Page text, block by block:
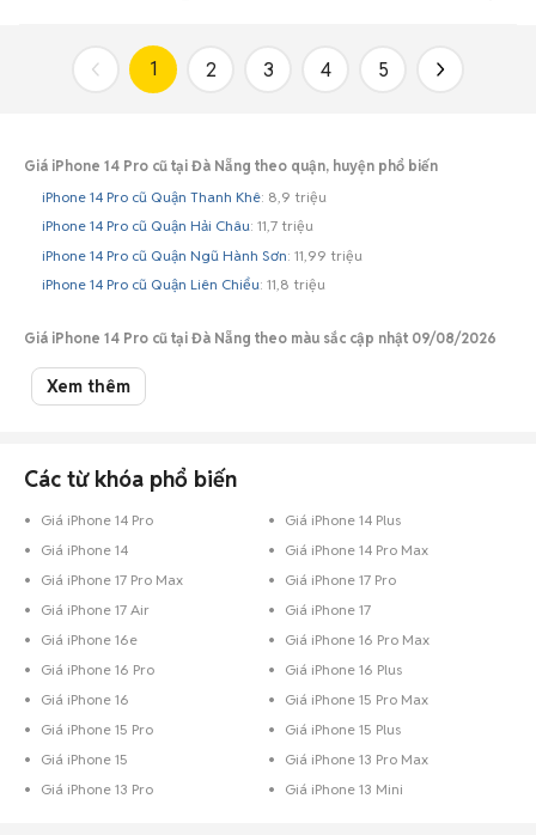
1 2 3 4 5
Giá iPhone 14 Pro cũ tại Đà Nẵng theo quận, huyện phổ biến
iPhone 14 Pro cũ Quận Thanh Khê: 8,9 triệu
iPhone 14 Pro cũ Quận Hải Châu: 11,7 triệu
iPhone 14 Pro cũ Quận Ngũ Hành Sơn: 11,99 triệu
iPhone 14 Pro cũ Quận Liên Chiểu: 11,8 triệu
Giá iPhone 14 Pro cũ tại Đà Nẵng theo màu sắc cập nhật 09/08/2026
iPhone 14 Pro màu tím cũ Đà Nẵng
iPhone 14 Pro màu vàng cũ Đà Nẵng
Lưu ý: Mức giá dựa trên các tin đăng tại Chợ Tốt, chỉ mang tính chất tham
khảo.
Mua bán iPhone 14 Pro cũ tại Đà Nẵng like new, đẹp 99%,
giá rẻ
Chợ Tốt có 177 tin đăng bán, mua iPhone 14 Pro cũ tại Đà Nẵng với nhiều
Top 2 mức giá bán iPhone 14 Pro cũ phổ biến tại Đà Nẵng
iPhone 14 Pro giá 10 - 15 triệu Đà Nẵng: 101 điện thoại
iPhone 14 Pro giá 7 - 10 triệu Đà Nẵng: 69 điện thoại
Chợ Tốt - Nơi mua bán iPhone 14 Pro cũ tại Đà Nẵng giá tốt nhất!
Xem thêm
Các từ khóa phổ biến
Giá iPhone 14 Pro
Giá iPhone 14 Plus
Giá iPhone 14
Giá iPhone 14 Pro Max
Giá iPhone 17 Pro Max
Giá iPhone 17 Pro
Giá iPhone 17 Air
Giá iPhone 17
Giá iPhone 16e
Giá iPhone 16 Pro Max
Giá iPhone 16 Pro
Giá iPhone 16 Plus
Giá iPhone 16
Giá iPhone 15 Pro Max
Giá iPhone 15 Pro
Giá iPhone 15 Plus
Giá iPhone 15
Giá iPhone 13 Pro Max
Giá iPhone 13 Pro
Giá iPhone 13 Mini